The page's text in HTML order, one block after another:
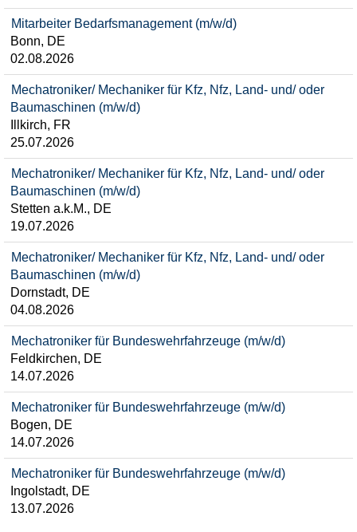
Mitarbeiter Bedarfsmanagement (m/w/d)
Bonn, DE
02.08.2026
Mechatroniker/ Mechaniker für Kfz, Nfz, Land- und/ oder
Baumaschinen (m/w/d)
Illkirch, FR
25.07.2026
Mechatroniker/ Mechaniker für Kfz, Nfz, Land- und/ oder
Baumaschinen (m/w/d)
Stetten a.k.M., DE
19.07.2026
Mechatroniker/ Mechaniker für Kfz, Nfz, Land- und/ oder
Baumaschinen (m/w/d)
Dornstadt, DE
04.08.2026
Mechatroniker für Bundeswehrfahrzeuge (m/w/d)
Feldkirchen, DE
14.07.2026
Mechatroniker für Bundeswehrfahrzeuge (m/w/d)
Bogen, DE
14.07.2026
Mechatroniker für Bundeswehrfahrzeuge (m/w/d)
Ingolstadt, DE
13.07.2026